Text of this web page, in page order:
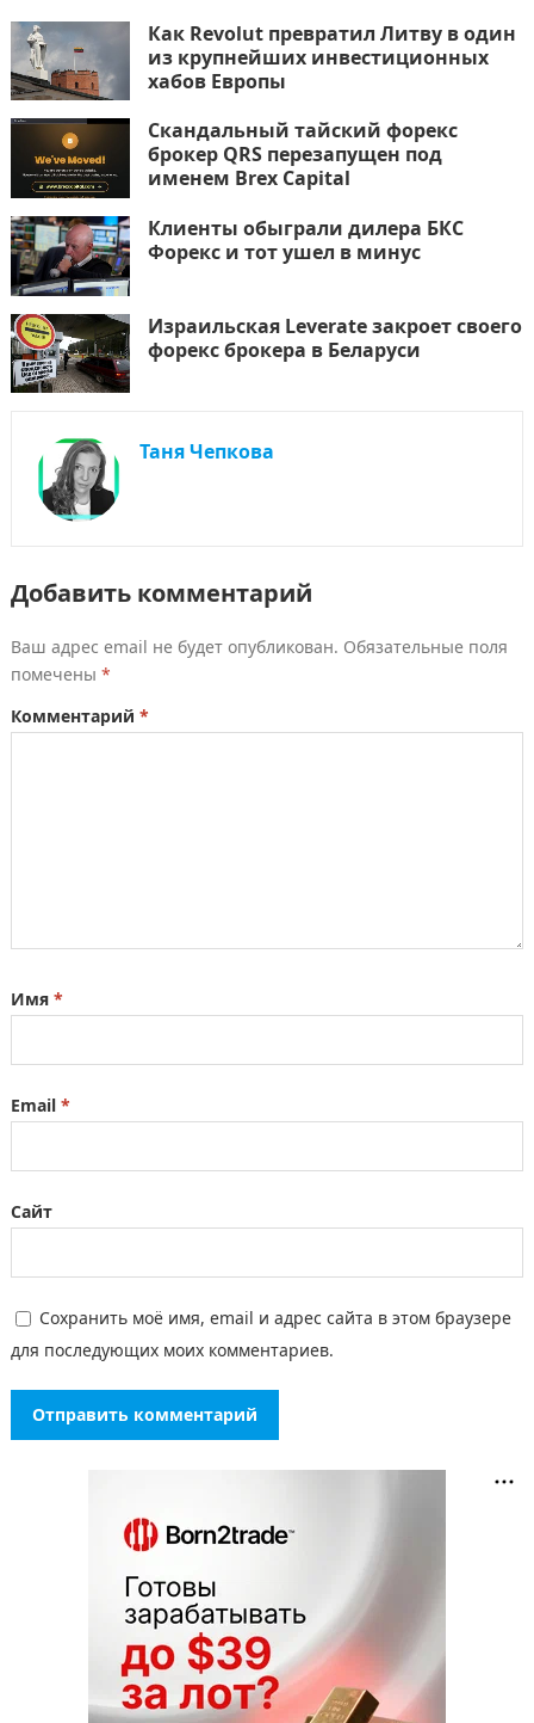
Как Revolut превратил Литву в один
из крупнейших инвестиционных
хабов Европы
Скандальный тайский форекс
брокер QRS перезапущен под
именем Brex Capital
Клиенты обыграли дилера БКС
Форекс и тот ушел в минус
Израильская Leverate закроет своего
форекс брокера в Беларуси
Таня Чепкова
Добавить комментарий
Ваш адрес email не будет опубликован. Обязательные поля
помечены *
Комментарий *
Имя *
Email *
Сайт
Сохранить моё имя, email и адрес сайта в этом браузере
для последующих моих комментариев.